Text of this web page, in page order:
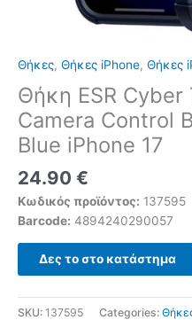
Θήκες, Θήκες iPhone, Θήκες
Θήκη ESR Cyber
Camera Control
Blue iPhone 17
24.90 €
Κωδικός προϊόντος: 137595
Barcode: 4894240290057
Δες το στο κατάστημα
SKU: 137595 Categories: